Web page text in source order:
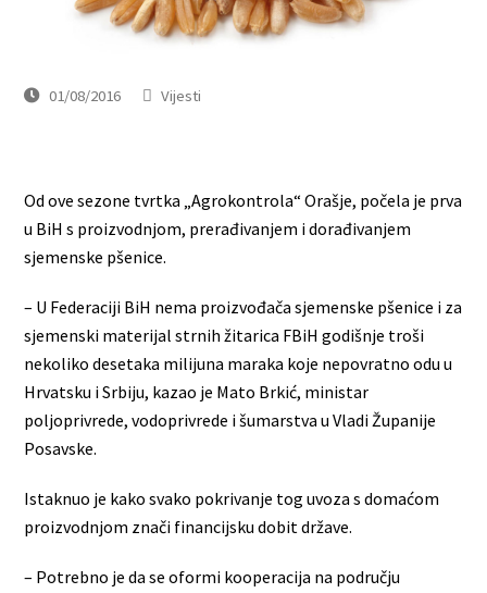
01/08/2016 Vijesti
Od ove sezone tvrtka „Agrokontrola“ Orašje, počela je prva
u BiH s proizvodnjom, prerađivanjem i dorađivanjem
sjemenske pšenice.
– U Federaciji BiH nema proizvođača sjemenske pšenice i za
sjemenski materijal strnih žitarica FBiH godišnje troši
nekoliko desetaka milijuna maraka koje nepovratno odu u
Hrvatsku i Srbiju, kazao je Mato Brkić, ministar
poljoprivrede, vodoprivrede i šumarstva u Vladi Županije
Posavske.
Istaknuo je kako svako pokrivanje tog uvoza s domaćom
proizvodnjom znači financijsku dobit države.
– Potrebno je da se oformi kooperacija na području